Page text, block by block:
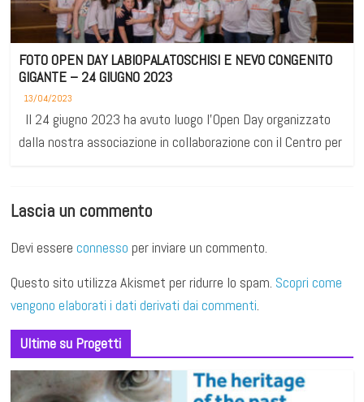
FOTO OPEN DAY LABIOPALATOSCHISI E NEVO CONGENITO
GIGANTE – 24 GIUGNO 2023
13/04/2023
Il 24 giugno 2023 ha avuto luogo l’Open Day organizzato
dalla nostra associazione in collaborazione con il Centro per
Lascia un commento
Devi essereconnesso per inviare un commento.
Questo sito utilizza Akismet per ridurre lo spam. Scopri come
vengono elaborati i dati derivati dai commenti.
Ultime su Progetti